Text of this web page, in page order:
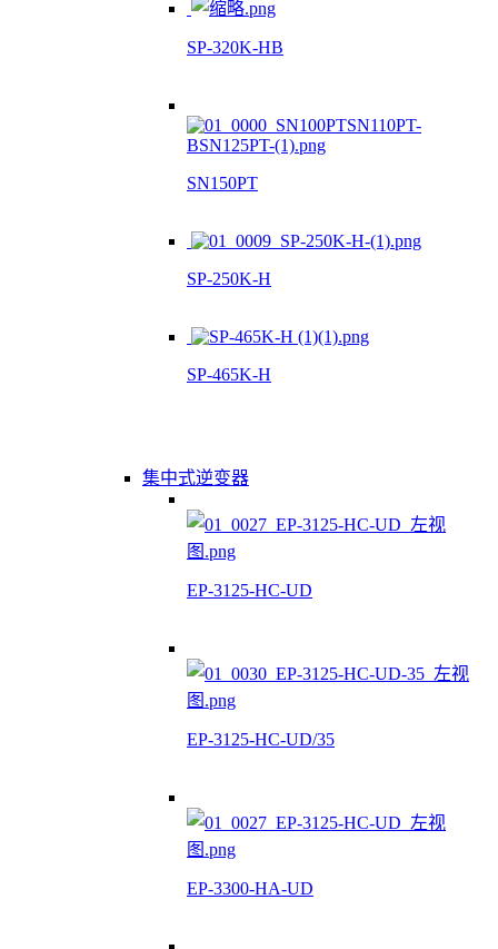
SP-320K-HB
SN150PT
SP-250K-H
SP-465K-H
集中式逆变器
EP-3125-HC-UD
EP-3125-HC-UD/35
EP-3300-HA-UD